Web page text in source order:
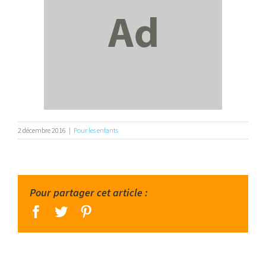
2 décembre 2016 | Pour les enfants
Pour partager cet article :
facebook
twitter